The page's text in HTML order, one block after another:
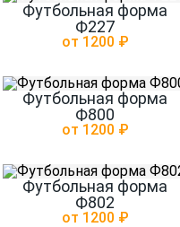
Футбольная форма
Ф227
от 1200 ₽
Футбольная форма
Ф800
от 1200 ₽
Футбольная форма
Ф802
от 1200 ₽